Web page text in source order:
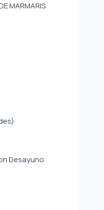
MARMARIS
Desayuno